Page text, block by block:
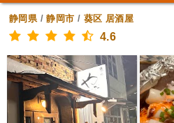
静岡県/静岡市 / 葵区 居酒屋
4.6